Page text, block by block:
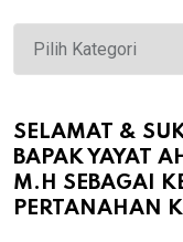
Selamat
&
atas
Dilantiknya
Bapak
SELAMAT &
BAPAK YAYAT
M.H SEBAGAI
PERTANAHAN